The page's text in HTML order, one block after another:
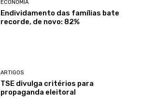
ECONOMIA
Endividamento das famílias bate
recorde, de novo: 82%
ARTIGOS
TSE divulga critérios para
propaganda eleitoral